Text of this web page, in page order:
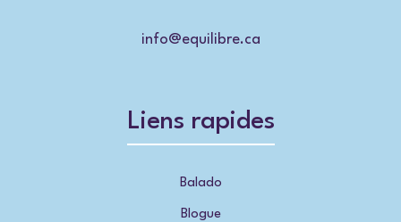
info@equilibre.ca
Liens rapides
Balado
Blogue